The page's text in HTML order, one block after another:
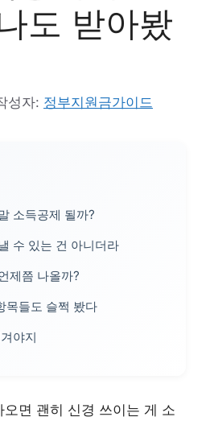
도 받아봤
성자: 정부지원금가이드
소득공제 될까?
수 있는 건 아니더라
제쯤 나올까?
목들도 슬쩍 봤다
야지
면 괜히 신경 쓰이는 게 소